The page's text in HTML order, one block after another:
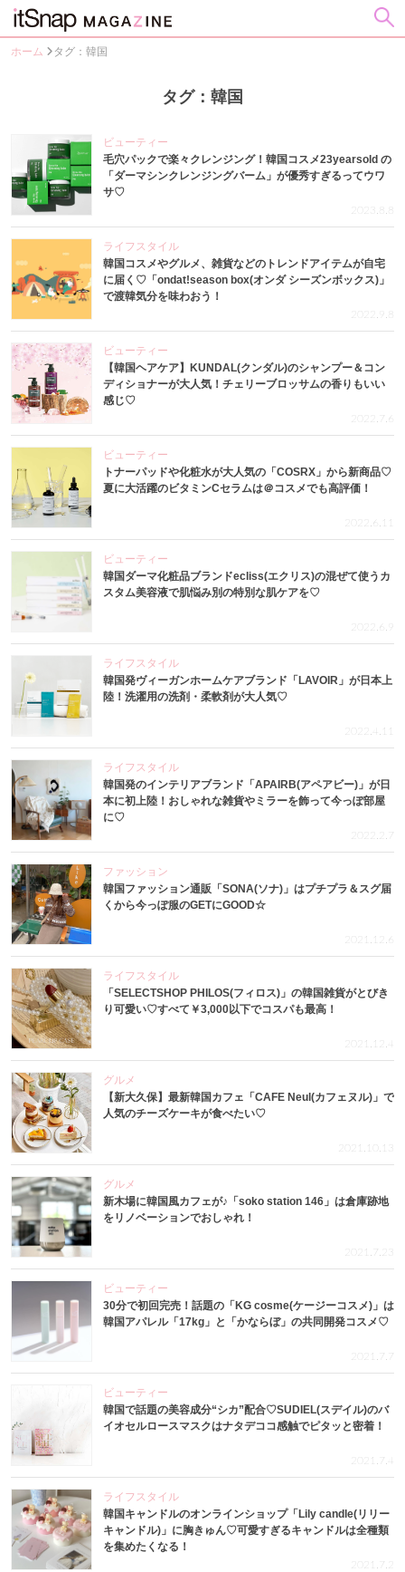
ホーム タグ：韓国
タグ：韓国
ビューティー
毛穴パックで楽々クレンジング！韓国コスメ23yearsold の
「ダーマシンクレンジングバーム」が優秀すぎるってウワ
サ♡
2023.8.8
ライフスタイル
韓国コスメやグルメ、雑貨などのトレンドアイテムが自宅
に届く♡「ondat!season box(オンダ シーズンボックス)」
で渡韓気分を味わおう！
2022.9.8
ビューティー
【韓国ヘアケア】KUNDAL(クンダル)のシャンプー＆コン
ディショナーが大人気！チェリーブロッサムの香りもいい
感じ♡
2022.7.6
ビューティー
トナーパッドや化粧水が大人気の「COSRX」から新商品♡
夏に大活躍のビタミンCセラムは＠コスメでも高評価！
2022.6.11
ビューティー
韓国ダーマ化粧品ブランドecliss(エクリス)の混ぜて使うカ
スタム美容液で肌悩み別の特別な肌ケアを♡
2022.6.9
ライフスタイル
韓国発ヴィーガンホームケアブランド「LAVOIR」が日本上
陸！洗濯用の洗剤・柔軟剤が大人気♡
2022.4.11
ライフスタイル
韓国発のインテリアブランド「APAIRB(アペアビー)」が日
本に初上陸！おしゃれな雑貨やミラーを飾って今っぽ部屋
に♡
ファッション
韓国ファッション通販「SONA(ソナ)」はプチプラ＆スグ届
くから今っぽ服のGETにGOOD☆
2021.12.6
ライフスタイル
「SELECTSHOP PHILOS(フィロス)」の韓国雑貨がとびき
り可愛い♡すべて￥3,000以下でコスパも最高！
2021.12.4
グルメ
【新大久保】最新韓国カフェ「CAFE Neul(カフェヌル)」で
人気のチーズケーキが食べたい♡
2021.10.13
グルメ
新木場に韓国風カフェが♪「soko station 146」は倉庫跡地
をリノベーションでおしゃれ！
2021.7.23
ビューティー
30分で初回完売！話題の「KG cosme(ケージーコスメ)」は
韓国アパレル「17kg」と「かならぼ」の共同開発コスメ♡
2021.7.7
ビューティー
韓国で話題の美容成分“シカ”配合♡SUDIEL(スデイル)のバ
イオセルロースマスクはナタデココ感触でピタッと密着！
2021.7.4
ライフスタイル
韓国キャンドルのオンラインショップ「Lily candle(リリー
キャンドル)」に胸きゅん♡可愛すぎるキャンドルは全種類
を集めたくなる！
2021.7.2